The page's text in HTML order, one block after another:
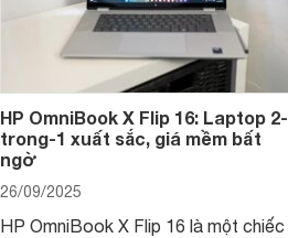
HP OmniBook X Flip 16: Laptop 2-
trong-1 xuất sắc, giá mềm bất
ngờ
26/09/2025
HP OmniBook X Flip 16 là một chiếc